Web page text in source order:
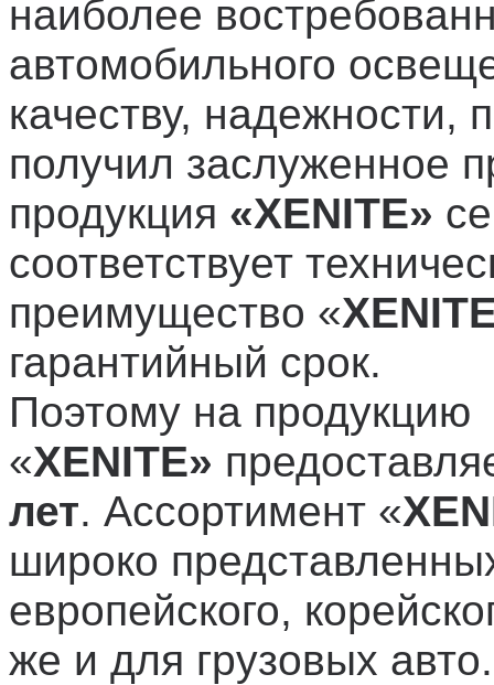
наиболее
автомобильного
качеству, надежности,
получил заслуженное
продукция «XENITE»
соответствует
преимущество «
гарантийный срок.
Поэтому на продукцию
«XENITE»
лет. Ассортимент «
широко
европейского,
же и для грузовых авто.